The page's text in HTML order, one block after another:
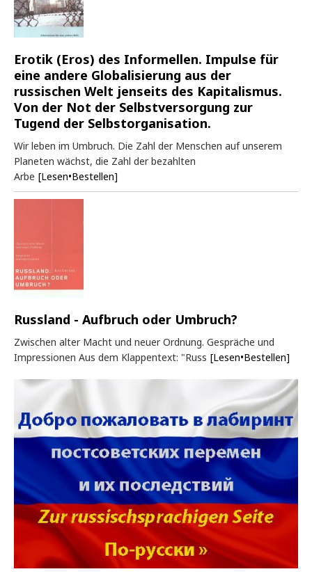
Erotik (Eros) des Informellen. Impulse für
eine andere Globalisierung aus der
russischen Welt jenseits des Kapitalismus.
Von der Not der Selbstversorgung zur
Tugend der Selbstorganisation.
Wir leben im Umbruch. Die Zahl der Menschen auf unserem
Planeten wächst, die Zahl der bezahlten
Arbe [Lesen•Bestellen]
Russland - Aufbruch oder Umbruch?
Zwischen alter Macht und neuer Ordnung. Gespräche und
Impressionen Aus dem Klappentext: "Russ [Lesen•Bestellen]